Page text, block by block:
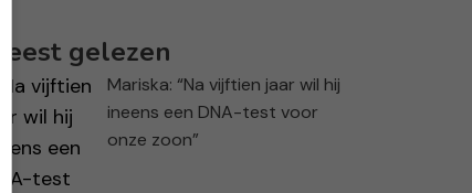
Meest gelezen
Mariska: “Na vijftien jaar wil hij
ineens een DNA-test voor
onze zoon”